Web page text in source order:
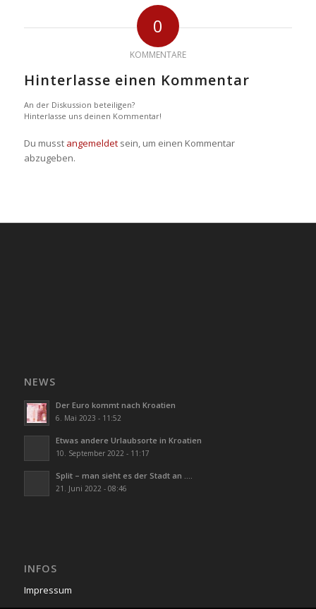
0
KOMMENTARE
Hinterlasse einen Kommentar
An der Diskussion beteiligen?
Hinterlasse uns deinen Kommentar!
Du musst angemeldetsein, um einen Kommentar
abzugeben.
NEWS
Der Euro kommt nach Kroatien
6. Mai 2023 - 11:52
Etwas andere Urlaubsorte in Kroatien
10. September 2022 - 11:17
Split – man sieht es der Stadt an ….
21. Juni 2022 - 08:46
INFOS
Impressum